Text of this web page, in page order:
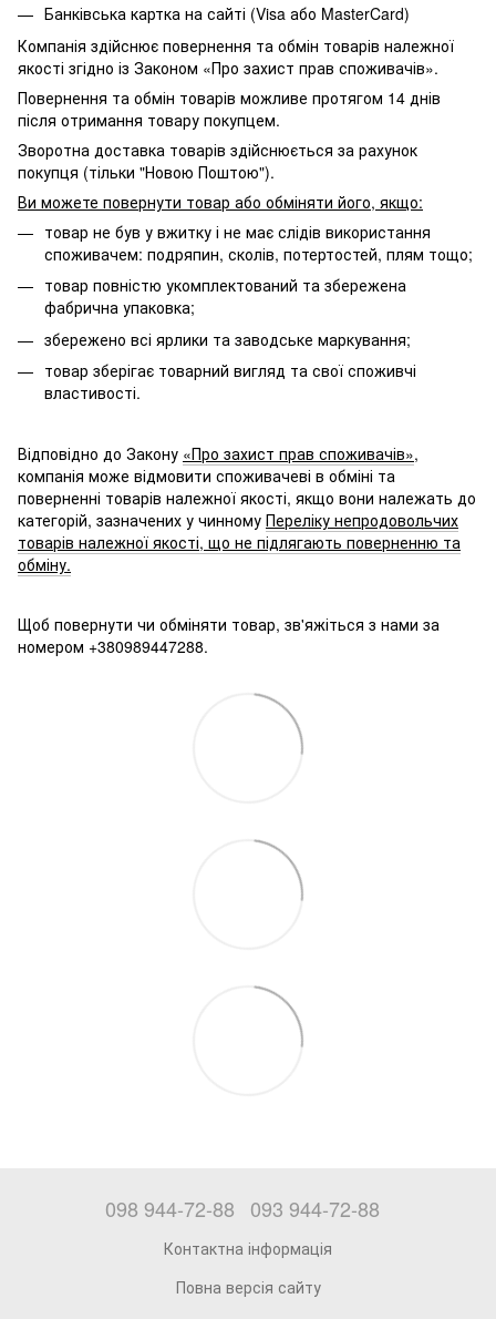
Банківська картка на сайті (Visa або MasterCard)
Компанія здійснює повернення та обмін товарів належної
якості згідно із Законом «Про захист прав споживачів».
Повернення та обмін товарів можливе протягом 14 днів
після отримання товару покупцем.
Зворотна доставка товарів здійснюється за рахунок
покупця (тільки "Новою Поштою").
Ви можете повернути товар або обміняти його, якщо:
товар не був у вжитку і не має слідів використання
споживачем: подряпин, сколів, потертостей, плям тощо;
товар повністю укомплектований та збережена
фабрична упаковка;
збережено всі ярлики та заводське маркування;
товар зберігає товарний вигляд та свої споживчі
властивості.
Відповідно до Закону «Про захист прав споживачів»,
компанія може відмовити споживачеві в обміні та
поверненні товарів належної якості, якщо вони належать до
категорій, зазначених у чинному Переліку непродовольчих
товарів належної якості, що не підлягають поверненню та
обміну.
Щоб повернути чи обміняти товар, зв'яжіться з нами за
номером +380989447288.
098 944-72-88 093 944-72-88
Контактна інформація
Повна версія сайту